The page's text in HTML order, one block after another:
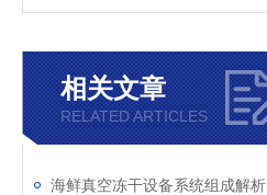
相关文章
RELATED ARTICLES
海鲜真空冻干设备系统组成解析